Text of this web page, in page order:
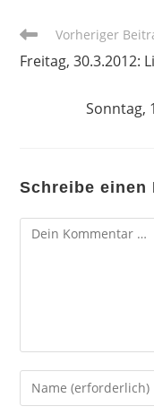
Weitere
ansehen
Vorheriger
Freitag, 30.3.2012:
Sonntag,
Schreibe einen
Kommentar
Gib
deinen